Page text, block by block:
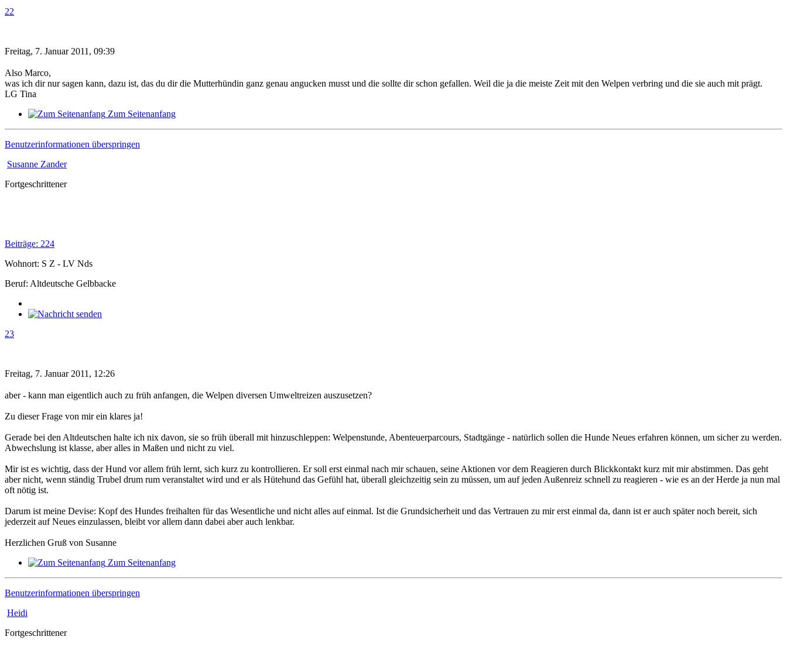
22
Freitag, 7. Januar 2011, 09:39
Also Marco,
was ich dir nur sagen kann, dazu ist, das du dir die Mutterhündin ganz genau angucken musst und die sollte dir schon gefallen. Weil die ja die meiste Zeit mit den Welpen verbring und die sie auch mit prägt.
LG Tina
Zum Seitenanfang
Benutzerinformationen überspringen
Susanne Zander
Fortgeschrittener
Beiträge: 224
Wohnort: S Z - LV Nds
Beruf: Altdeutsche Gelbbacke
23
Freitag, 7. Januar 2011, 12:26
aber - kann man eigentlich auch zu früh anfangen, die Welpen diversen Umweltreizen auszusetzen?
Zu dieser Frage von mir ein klares ja!
Gerade bei den Altdeutschen halte ich nix davon, sie so früh überall mit hinzuschleppen: Welpenstunde, Abenteuerparcours, Stadtgänge - natürlich sollen die Hunde Neues erfahren können, um sicher zu werden.
Abwechslung ist klasse, aber alles in Maßen und nicht zu viel.
Mir ist es wichtig, dass der Hund vor allem früh lernt, sich kurz zu kontrollieren. Er soll erst einmal nach mir schauen, seine Aktionen vor dem Reagieren durch Blickkontakt kurz mit mir abstimmen. Das geht
aber nicht, wenn ständig Trubel drum rum veranstaltet wird und er als Hütehund das Gefühl hat, überall gleichzeitig sein zu müssen, um auf jeden Außenreiz schnell zu reagieren - wie es an der Herde ja nun mal
oft nötig ist.
Darum ist meine Devise: Kopf des Hundes freihalten für das Wesentliche und nicht alles auf einmal. Ist die Grundsicherheit und das Vertrauen zu mir erst einmal da, dann ist er auch später noch bereit, sich
jederzeit auf Neues einzulassen, bleibt vor allem dann dabei aber auch lenkbar.
Herzlichen Gruß von Susanne
Zum Seitenanfang
Benutzerinformationen überspringen
Heidi
Fortgeschrittener